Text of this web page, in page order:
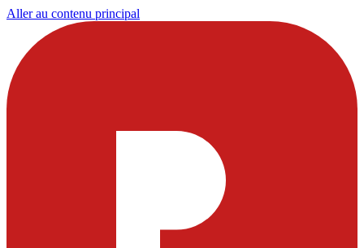
Aller au contenu principal